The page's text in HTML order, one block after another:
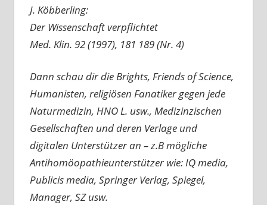
J. Köbberling:
Der Wissenschaft verpflichtet
Med. Klin. 92 (1997), 181 189 (Nr. 4)
Dann schau dir die Brights, Friends of Science,
Humanisten, religiösen Fanatiker gegen jede
Naturmedizin, HNO L. usw., Medizinzischen
Gesellschaften und deren Verlage und
digitalen Unterstützer an – z.B mögliche
Antihomöopathieunterstützer wie: IQ media,
Publicis media, Springer Verlag, Spiegel,
Manager, SZ usw.